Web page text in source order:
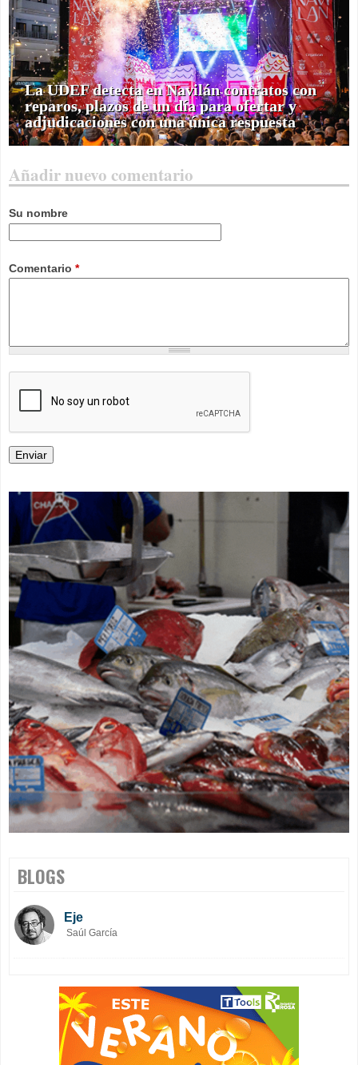
La UDEF detecta en Navilán contratos con
reparos, plazos de un día para ofertar y
adjudicaciones con una única respuesta
Añadir nuevo comentario
Su nombre
Comentario *
BLOGS
Eje
Saúl García